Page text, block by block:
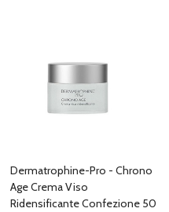
Dermatrophine-Pro - Chrono
Age Crema Viso
Ridensificante Confezione 50